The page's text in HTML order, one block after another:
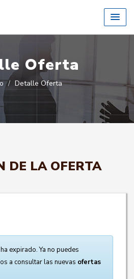
Oferta
Detalle Oferta
DE LA OFERTA
expirado. Ya no puedes
a consultar las nuevas ofertas